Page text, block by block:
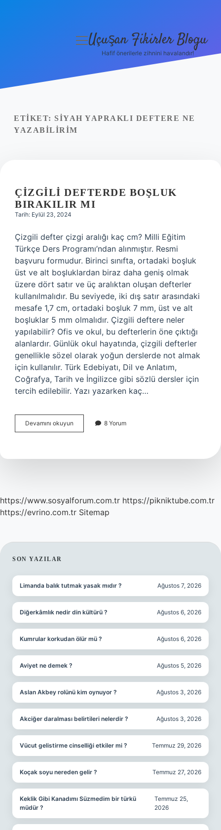
Yasal Uyarı
menüyü
Uçuşan Fikirler Blogu
Hafif önerilerle zihnini havalandır!
ETIKET: SIYAH YAPRAKLI DEFTERE NE
YAZABILIRIM
ÇIZGILI DEFTERDE BOŞLUK
BIRAKILIR MI
Tarih: Eylül 23, 2024
Çizgili defter çizgi aralığı kaç cm? Milli Eğitim
Türkçe Ders Programı’ndan alınmıştır. Resmi
başvuru formudur. Birinci sınıfta, ortadaki boşluk
üst ve alt boşluklardan biraz daha geniş olmak
üzere dört satır ve üç aralıktan oluşan defterler
kullanılmalıdır. Bu seviyede, iki dış satır arasındaki
mesafe 1,7 cm, ortadaki boşluk 7 mm, üst ve alt
boşluklar 5 mm olmalıdır. Çizgili deftere neler
yapılabilir? Ofis ve okul, bu defterlerin öne çıktığı
alanlardır. Günlük okul hayatında, çizgili defterler
genellikle sözel olarak yoğun derslerde not almak
için kullanılır. Türk Edebiyatı, Dil ve Anlatım,
Coğrafya, Tarih ve İngilizce gibi sözlü dersler için
tercih edilebilir. Yazı yazarken kaç…
Devamını okuyun
Defterde
Mı
8 Yorum
https://www.sosyalforum.com.tr https://pikniktube.com.tr
https://evrino.com.tr Sitemap
SIDEBAR
SON YAZILAR
Limanda balık tutmak yasak mıdır ? Ağustos 7, 2026
Diğerkâmlık nedir din kültürü ? Ağustos 6, 2026
Kumrular korkudan ölür mü ? Ağustos 6, 2026
Aviyet ne demek ? Ağustos 5, 2026
Aslan Akbey rolünü kim oynuyor ? Ağustos 3, 2026
Akciğer daralması belirtileri nelerdir ? Ağustos 3, 2026
Vücut gelistirme cinselliği etkiler mi ? Temmuz 29, 2026
Koçak soyu nereden gelir ? Temmuz 27, 2026
Keklik Gibi Kanadımı Süzmedim bir türkü
müdür ?
Temmuz 25,
2026